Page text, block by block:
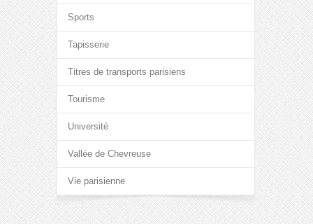
Sports
Tapisserie
Titres de transports parisiens
Tourisme
Université
Vallée de Chevreuse
Vie parisienne